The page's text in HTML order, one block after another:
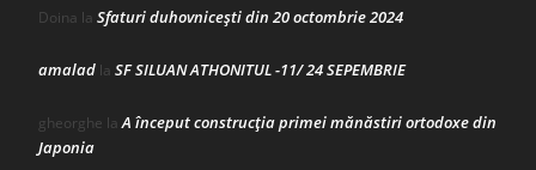
Doina la Sfaturi duhovnicești din 20 octombrie 2024
amalad la SF SILUAN ATHONITUL -11/ 24 SEPEMBRIE
gheorghe laA început construcţia primei mănăstiri ortodoxe din
Japonia